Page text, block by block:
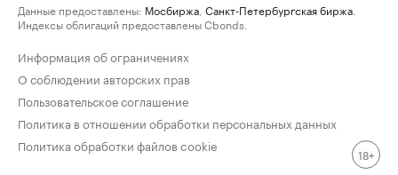
Данные предоставлены: Мосбиржа Санкт-Петербургская биржа
Индексы облигаций предоставлены Cbonds.
Информация об ограничениях
О соблюдении авторских прав
Пользовательское соглашение
Политика в отношении обработки персональных данных
Политика обработки файлов cookie
18+